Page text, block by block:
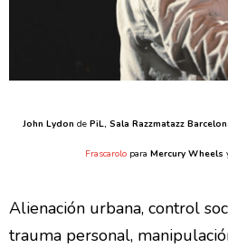
John Lydon de PiL, Sala Razzmatazz
Frascarolopara Mercury Wheels
Alienación urbana, control
trauma personal,